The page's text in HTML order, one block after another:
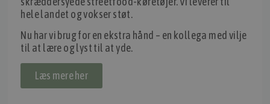
IMPORTØR
Alle mærker og modeller på tmp.dk importeres i Danmark af:
Thomas Møller Pedersen Aps.
Elmevej 18, Glyngøre 7870 Roslev
hele landet og vokser støt.
Nu har vi brug for en ekstra hånd – en kollega med vilje
til at lære og lyst til at yde.
Læs mere her